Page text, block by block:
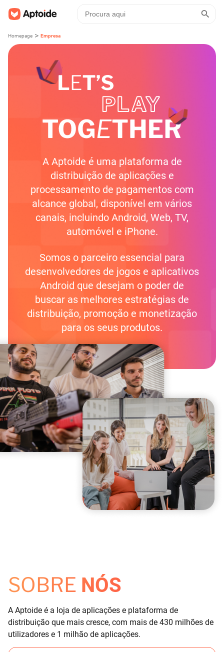
Homepage > Empresa
A Aptoide é uma plataforma de
distribuição de aplicações e
processamento de pagamentos com
alcance global, disponível em vários
canais, incluindo Android, Web, TV,
automóvel e iPhone.
Somos o parceiro essencial para
desenvolvedores de jogos e aplicativos
Android que desejam o poder de
buscar as melhores estratégias de
distribuição, promoção e monetização
para os seus produtos.
SOBRE NÓS
A Aptoide é a loja de aplicações e plataforma de
distribuição que mais cresce, com mais de 430 milhões de
utilizadores e 1 milhão de aplicações.